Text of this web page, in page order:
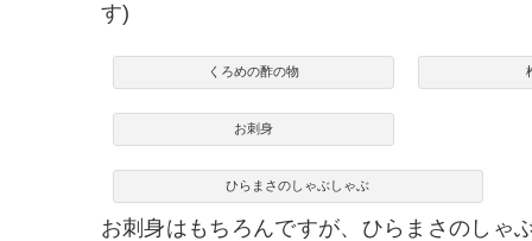
す)
くろめの酢の物
お刺身
ひらまさのしゃぶしゃぶ
お刺身はもちろんですが、ひらまさのしゃ